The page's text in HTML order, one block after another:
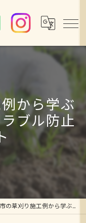
から学ぶ
ブル防止
り施工例から学ぶ空き地管理と近隣トラブル防止のポイント